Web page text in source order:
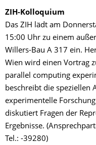
ZIH-Kolloquium
Das ZIH lädt am
15:00 Uhr zu einem
Willers-Bau A 317 ein.
Wien wird einen Vortrag
parallel computing
beschreibt die speziellen
experimentelle
diskutiert Fragen der
Ergebnisse.
Tel.: -39280)